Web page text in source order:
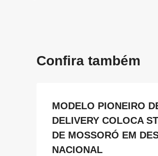
Confira também
MODELO PIONEIRO
DELIVERY COLOCA
DE MOSSORÓ EM
NACIONAL